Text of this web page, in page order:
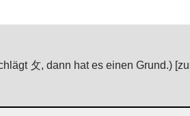
攵, dann hat es einen Grund.)